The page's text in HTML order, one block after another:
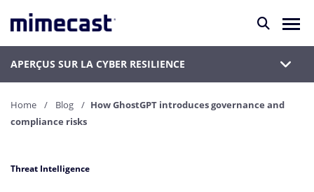
APERÇUS SUR LA CYBER RESILIENCE
Home Blog
How GhostGPT introduces governance and
compliance risks
Threat Intelligence